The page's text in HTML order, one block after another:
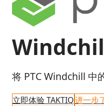
多种多样的装配线
那就试试 SEQUIQ！
定制选项
资格
客户关怀与支持
将 PTC Windchill 中
立即体验 TAKTIQ进一步